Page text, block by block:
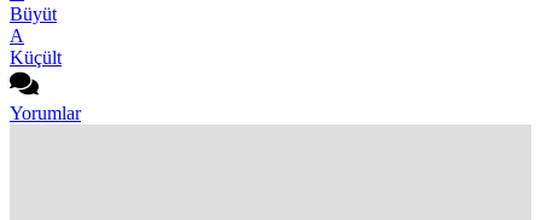
Büyüt
A
Küçült
Yorumlar